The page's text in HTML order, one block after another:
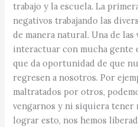
trabajo y la escuela. La
negativos trabajando las
de manera natural. Una de
interactuar con mucha gente
que da oportunidad de que
regresen a nosotros. Por
maltratados por otros,
vengarnos y ni siquiera tener
lograr esto, nos hemos